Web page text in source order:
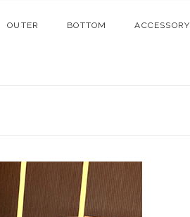
OUTER BOTTOM ACCESSORY